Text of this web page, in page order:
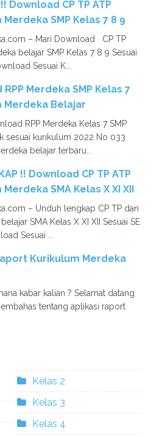
!! Download CP TP ATP
SMP Kelas 7 8 9
– Mari Download CP TP
belajar SMP Kelas 7 8 9 Sesuai
Sesuai K...
Merdeka SMP Kelas 7
Merdeka Belajar
RPP Merdeka Kelas 7 SMP
sesuai kurikulum 2022 No 033
belajar terbaru...
!! Download CP TP ATP
SMA Kelas X XI XII
– Unduh lengkap CP TP dan
SMA Kelas X XI XII Sesuai SE
Sesuai ...
Kurikulum Merdeka
kabar kalian ? Selamat datang
tentang aplikasi raport
Kelas 2
Kelas 3
Kelas 4